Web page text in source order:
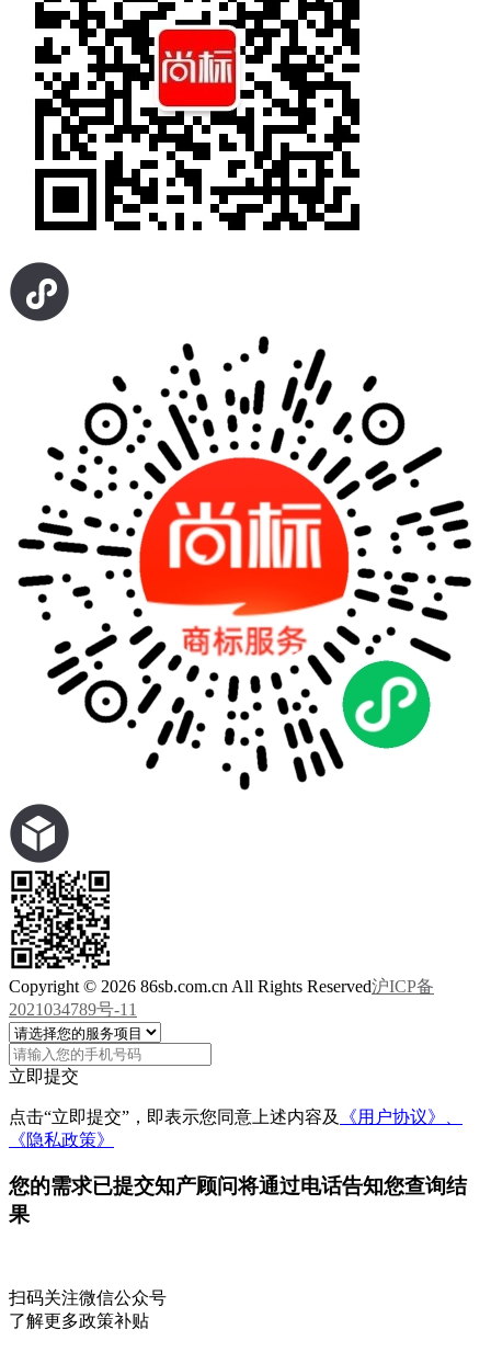
Copyright © 2026 86sb.com.cn All Rights Reserved沪ICP备
2021034789号-11
立即提交
点击“立即提交”，即表示您同意上述内容及
《用户协议》、
《隐私政策》
您的需求已提交知产顾问将通过电话告知您查询结
果
扫码关注微信公众号
了解更多政策补贴